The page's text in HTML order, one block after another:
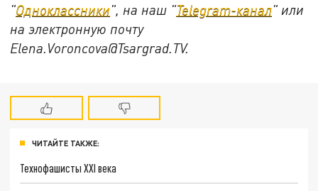
"Одноклассники", на наш "Telegram-канал" или
на электронную почту
Elena.Voroncova@Tsargrad.TV.
ЧИТАЙТЕ ТАКЖЕ:
Технофашисты XXI века